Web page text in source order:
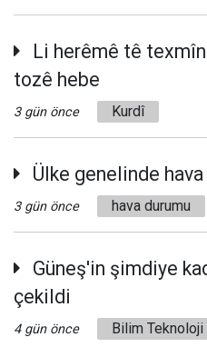
Li herêmê tê
tozê hebe
3 gün önce Kurdî
Ülke genelinde
3 gün önce hava durumu
Güneş'in şimdiye
çekildi
4 gün önce Bilim Teknoloji